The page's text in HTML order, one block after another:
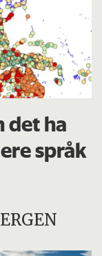
det ha
språk